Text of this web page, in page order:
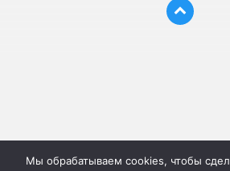
Мы обрабатываем cookies, чтобы